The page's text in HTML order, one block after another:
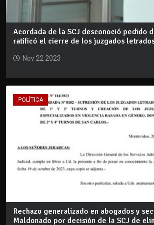
Acordada de la SCJ desconoció pedido
ratificó el cierre de los juzgados
Nov 22 2023
POLÍTICA
Rechazo generalizado en abogados y
Maldonado por decisión de la SCJ de